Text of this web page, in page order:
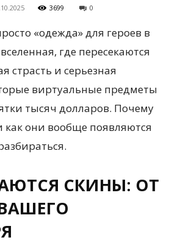
3699 0
«одежда» для героев в
где пересекаются
страсть и серьезная
виртуальные предметы
тысяч долларов. Почему
как они вообще появляются
СКИНЫ: ОТ